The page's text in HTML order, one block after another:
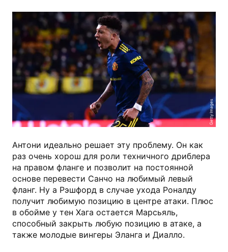
Getty Images
Антони идеально решает эту проблему. Он как
раз очень хорош для роли техничного дриблера
на правом фланге и позволит на постоянной
основе перевести Санчо на любимый левый
фланг. Ну а Рэшфорд в случае ухода Роналду
получит любимую позицию в центре атаки. Плюс
в обойме у тен Хага остается Марсьяль,
способный закрыть любую позицию в атаке, а
также молодые вингеры Эланга и Диалло.